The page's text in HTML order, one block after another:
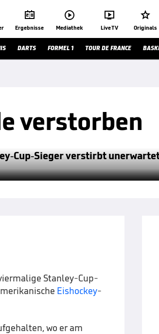

Ergebnisse

Mediathek

Live TV

Originals
DARTS FORMEL 1 TOUR DE FRANCE
verstorben
Cup-Sieger verstirbt
Stanley-Cup-
Eishockey-
wo er am